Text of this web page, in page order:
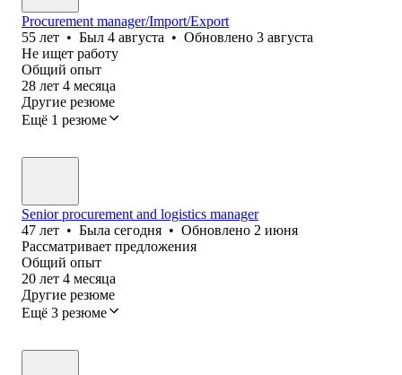
Procurement manager/Import/Export
55 лет • Был 4 августа • Обновлено 3 августа
Не ищет работу
Общий опыт
28 лет 4 месяца
Другие резюме
Ещё 1 резюме
Senior procurement and logistics manager
47 лет • Была сегодня • Обновлено 2 июня
Рассматривает предложения
Общий опыт
20 лет 4 месяца
Другие резюме
Ещё 3 резюме